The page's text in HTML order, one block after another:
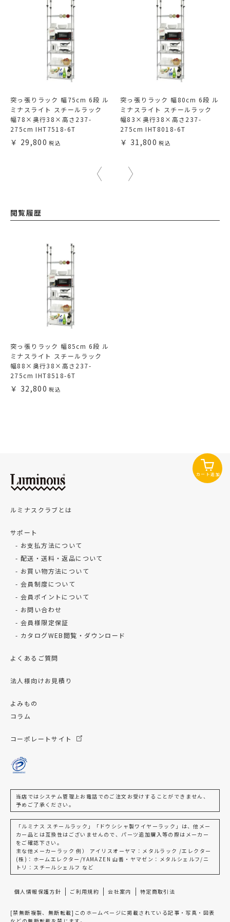
突っ張りラック 幅75cm 6段 ル
ミナスライト スチールラック
幅78×奥行38×高さ237-
275cm IHT7518-6T
29,800
突っ張りラック 幅80cm 6段 ル
ミナスライト スチールラック
幅83×奥行38×高さ237-
275cm IHT8018-6T
31,800
閲覧履歴
突っ張りラック 幅85cm 6段 ル
ミナスライト スチールラック
幅88×奥行38×高さ237-
275cm IHT8518-6T
32,800
カート追加
ルミナスクラブとは
サポート
お支払方法について
配送・送料・返品について
お買い物方法について
会員制度について
会員ポイントについて
お問い合わせ
会員様限定保証
カタログWEB閲覧・ダウンロード
よくあるご質問
法人様向けお見積り
よみもの
コラム
コーポレートサイト
当店ではシステム管理上お電話でのご注文お受けすることができません、
予めご了承ください。
「ルミナス スチールラック」「ドウシシャ製ワイヤーラック」は、他メー
カー品とは互換性はございませんので、パーツ追加購入等の際はメーカー
をご確認下さい。
主な他メーカーラック 例） アイリスオーヤマ：メタルラック /エレクター
(株)：ホームエレクター/YAMAZEN 山善・ヤマゼン：メタルシェルフ/ニ
トリ：スチールシェルフ など
個人情報保護方針 ご利用規約 会社案内 特定商取引法
[禁無断複製、無断転載]このホームページに掲載されている記事・写真・図表